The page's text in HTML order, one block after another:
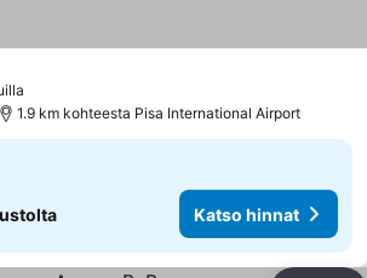
1.9 km kohteesta Pisa International Airport
Katso hinnat